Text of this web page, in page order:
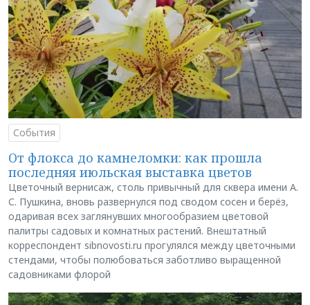
События
От флокса до камнеломки: как прошла
последняя июльская выставка цветов
Цветочный вернисаж, столь привычный для сквера имени А.
С. Пушкина, вновь развернулся под сводом сосен и берёз,
одаривая всех заглянувших многообразием цветовой
палитры садовых и комнатных растений. Внештатный
корреспондент sibnovosti.ru прогулялся между цветочными
стендами, чтобы полюбоваться заботливо выращенной
садовниками флорой